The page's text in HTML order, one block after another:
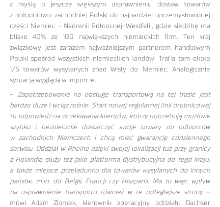
z myślą o jeszcze większym usprawnieniu dostaw towarów
z południowo-zachodniej Polski do najbardziej uprzemysłowionej
części Niemiec – Nadrenii Północnej-Westfalii, gdzie siedzibę ma
blisko 40% ze 100 największych niemieckich firm. Ten kraj
związkowy jest zarazem najważniejszym partnerem handlowym
Polski spośród wszystkich niemieckich landów. Trafia tam około
1/5 towarów wysyłanych znad Wisły do Niemiec. Analogicznie
sytuacja wygląda w imporcie.
– Zapotrzebowanie na obsługę transportową na tej trasie jest
bardzo duże i wciąż rośnie. Start nowej regularnej linii drobnicowej
to odpowiedź na oczekiwania klientów, którzy potrzebują możliwie
szybko i bezpiecznie dostarczyć swoje towary do odbiorców
w zachodnich Niemczech i chcą mieć gwarancję codziennego
serwisu. Oddział w Rheine dzięki swojej lokalizacji tuż przy granicy
z Holandią służy też jako platforma dystrybucyjna do tego kraju,
a także miejsce przeładunku dla towarów wysyłanych do innych
państw, m.in. do Belgii, Francji czy Hiszpanii. Ma to więc wpływ
na usprawnienie transportu również w te odleglejsze strony–
mówi Adam Ziomek, kierownik operacyjny oddziału Dachser